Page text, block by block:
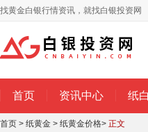
找黄金白银行情资讯，就找白银投资网
首页 资讯中心 纸
首页 > 纸黄金 > 纸黄金价格> 正文